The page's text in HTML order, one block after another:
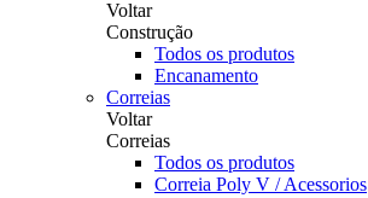
Voltar
Construção
Todos os produtos
Encanamento
Correias
Voltar
Correias
Todos os produtos
Correia Poly V / Acessorios